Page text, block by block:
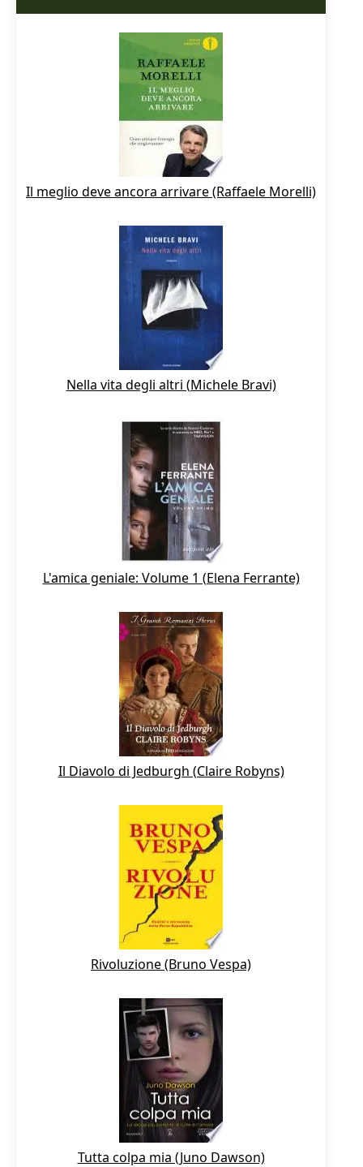
Il meglio deve ancora arrivare (Raffaele Morelli)
Nella vita degli altri (Michele Bravi)
L'amica geniale: Volume 1 (Elena Ferrante)
Il Diavolo di Jedburgh (Claire Robyns)
Rivoluzione (Bruno Vespa)
Tutta colpa mia (Juno Dawson)